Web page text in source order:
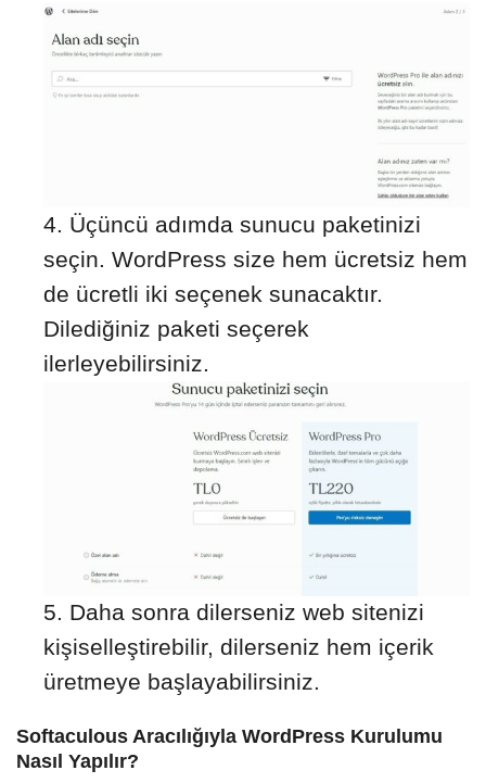
Üçüncü adımda sunucu paketinizi
seçin. WordPress size hem ücretsiz hem
de ücretli iki seçenek sunacaktır.
Dilediğiniz paketi seçerek
ilerleyebilirsiniz.
Daha sonra dilerseniz web sitenizi
kişiselleştirebilir, dilerseniz hem içerik
üretmeye başlayabilirsiniz.
Softaculous Aracılığıyla WordPress Kurulumu
Nasıl Yapılır?